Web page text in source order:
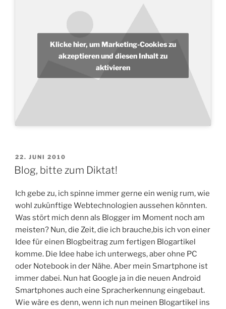
Klicke hier, um Marketing-Cookies zu
akzeptieren und diesen Inhalt zu
aktivieren
VERÖFFENTLICHT
AM
22. JUNI 2010
Blog, bitte zum Diktat!
Ich gebe zu, ich spinne immer gerne ein wenig rum, wie
wohl zukünftige Webtechnologien aussehen könnten.
Was stört mich denn als Blogger im Moment noch am
meisten? Nun, die Zeit, die ich brauche,bis ich von einer
Idee für einen Blogbeitrag zum fertigen Blogartikel
komme. Die Idee habe ich unterwegs, aber ohne PC
oder Notebook in der Nähe. Aber mein Smartphone ist
immer dabei. Nun hat Google ja in die neuen Android
Smartphones auch eine Spracherkennung eingebaut.
Wie wäre es denn, wenn ich nun meinen Blogartikel ins